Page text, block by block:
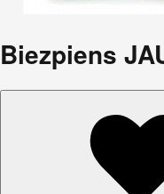
Biezpiens